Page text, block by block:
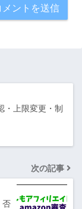
・上限変更・制
次の記事
否